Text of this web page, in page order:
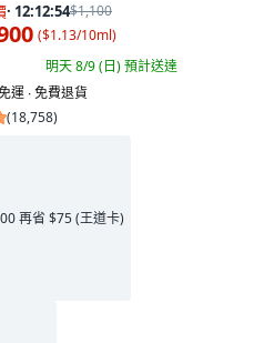
· 12:12:53$1,100
($1.13/10ml)
明天 8/9 (日)預計送達
運 ∙ 免費退貨
(18,758)
再省 $75 (王道卡)